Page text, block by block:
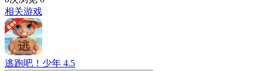
相关游戏
逃跑吧！少年 4.5